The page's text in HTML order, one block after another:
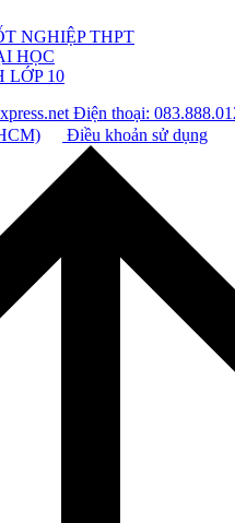
NGHIỆP THPT
HỌC
LỚP 10
Điện thoại:
Điều khoản sử dụng